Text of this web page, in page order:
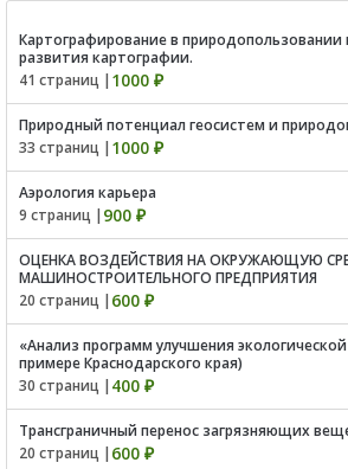
Картографирование в природопользовании
развития картографии.
41 страниц | 1000 ₽
Природный потенциал геосистем и
33 страниц | 1000 ₽
Аэрология карьера
9 страниц | 900 ₽
ОЦЕНКА ВОЗДЕЙСТВИЯ НА ОКРУЖАЮЩУЮ
МАШИНОСТРОИТЕЛЬНОГО ПРЕДПРИЯТИЯ
20 страниц | 600 ₽
«Анализ программ улучшения
примере Краснодарского края)
30 страниц | 400 ₽
Трансграничный перенос загрязняющих
20 страниц | 600 ₽